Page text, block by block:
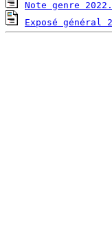
Note genre
Exposé général